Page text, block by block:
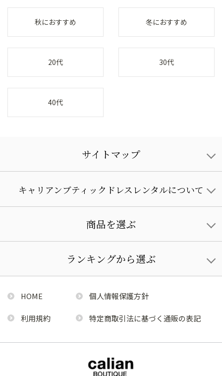
秋におすすめ 冬におすすめ
20代 30代
40代
サイトマップ
キャリアンブティックドレスレンタルについて
商品を選ぶ
ランキングから選ぶ
HOME 個人情報保護方針
利用規約 特定商取引法に基づく通販の表記